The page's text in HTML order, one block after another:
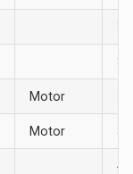
32
36
Motor 36
Motor 38
40